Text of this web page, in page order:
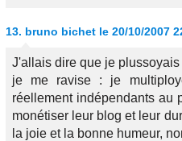
13. bruno bichet le 20/10/2007
J'allais dire que je
je me ravise : je
réellement indépendants au
monétiser leur blog et leur
la joie et la bonne humeur,